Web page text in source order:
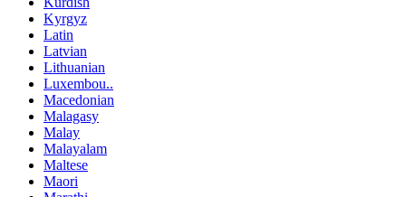
Kyrgyz
Latin
Latvian
Lithuanian
Luxembou..
Macedonian
Malagasy
Malay
Malayalam
Maltese
Maori